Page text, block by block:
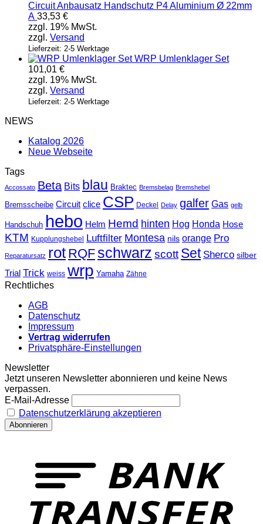
Circuit Anbausatz Handschutz P4 Aluminium Ø 22mm
A 33,53 €
zzgl. 19% MwSt.
zzgl. Versand
Lieferzeit: 2-5 Werktage
WRP Umlenklager Set
101,01 €
zzgl. 19% MwSt.
zzgl. Versand
Lieferzeit: 2-5 Werktage
NEWS
Katalog 2026
Neue Webseite
Tags
Accossato Beta Bits blau Braktec Bremsbelag Bremshebel
Bremsscheibe Circuit clice CSP Deckel Delay galfer Gas gelb
Handschuh hebo Helm Hemd hinten Hog Honda Hose
KTM Kupplungshebel Luftfilter Montesa nils orange Pro
Reparatursatz rot RQF schwarz scott Set Sherco silber
Trial Trick weiss wrp Yamaha Zähne
Rechtliches
AGB
Datenschutz
Impressum
Vertrag widerrufen
Privatsphäre-Einstellungen
Newsletter
Jetzt unseren Newsletter abonnieren und keine News
verpassen.
E-Mail-Adresse
Datenschutzerklärung akzeptieren